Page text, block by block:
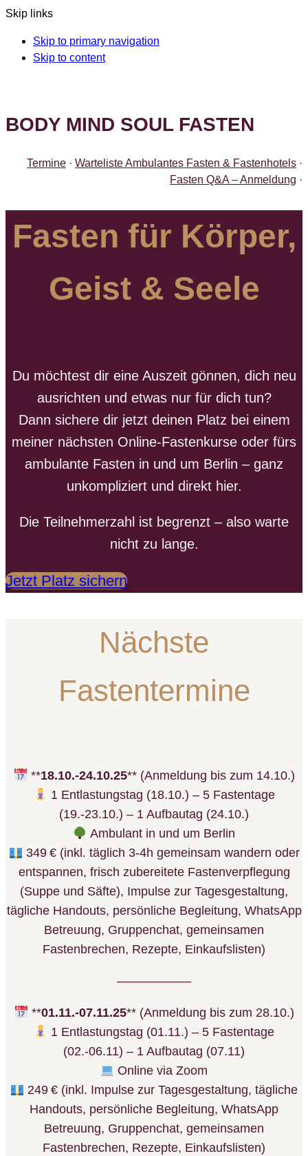
Skip links
Skip to primary navigation
Skip to content
BODY MIND SOUL FASTEN
Termine · Warteliste Ambulantes Fasten & Fastenhotels ·
Fasten Q&A – Anmeldung ·
Fasten für Körper,
Geist & Seele
Du möchtest dir eine Auszeit gönnen, dich neu
ausrichten und etwas nur für dich tun?
Dann sichere dir jetzt deinen Platz bei einem
meiner nächsten Online-Fastenkurse oder fürs
ambulante Fasten in und um Berlin – ganz
unkompliziert und direkt hier.
Die Teilnehmerzahl ist begrenzt – also warte
nicht zu lange.
Jetzt Platz sichern
Nächste
Fastentermine
**18.10.-24.10.25** (Anmeldung bis zum 14.10.)
1 Entlastungstag (18.10.) – 5 Fastentage
(19.-23.10.) – 1 Aufbautag (24.10.)
Ambulant in und um Berlin
349 € (inkl. täglich 3-4h gemeinsam wandern oder
entspannen, frisch zubereitete Fastenverpflegung
(Suppe und Säfte), Impulse zur Tagesgestaltung,
tägliche Handouts, persönliche Begleitung, WhatsApp
Betreuung, Gruppenchat, gemeinsamen
Fastenbrechen, Rezepte, Einkaufslisten)
——————
**01.11.-07.11.25** (Anmeldung bis zum 28.10.)
1 Entlastungstag (01.11.) – 5 Fastentage
(02.-06.11) – 1 Aufbautag (07.11)
Online via Zoom
249 € (inkl. Impulse zur Tagesgestaltung, tägliche
Handouts, persönliche Begleitung, WhatsApp
Betreuung, Gruppenchat, gemeinsamen
Fastenbrechen, Rezepte, Einkaufslisten)